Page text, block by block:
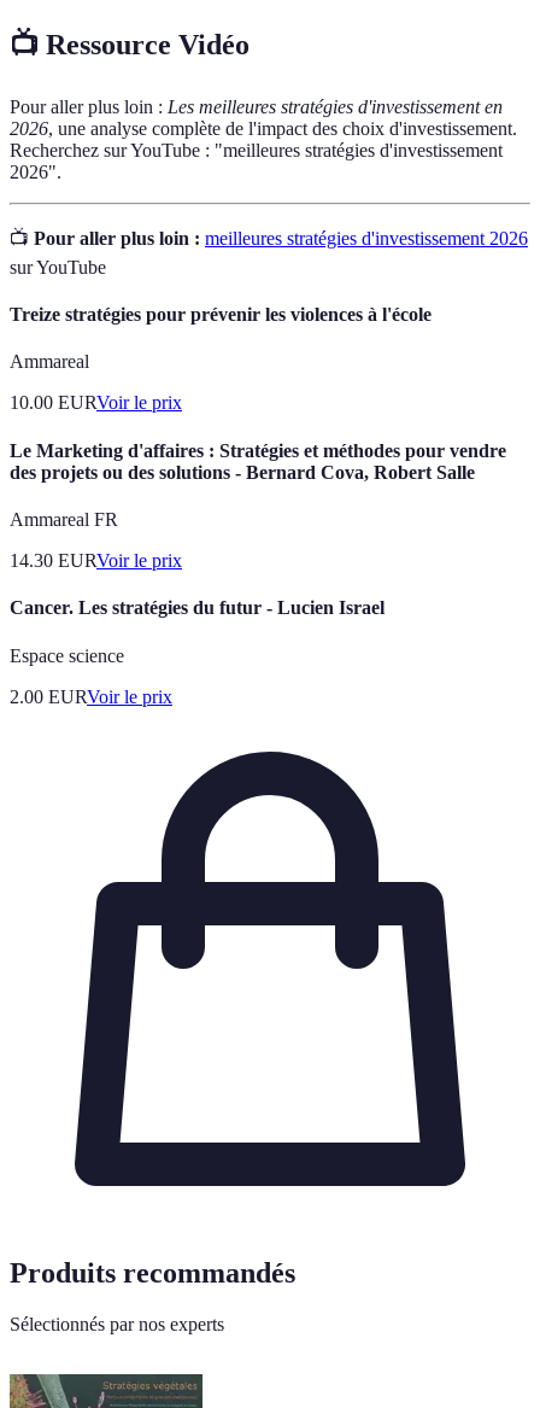
📺 Ressource Vidéo
Pour aller plus loin : Les meilleures stratégies d'investissement en
2026, une analyse complète de l'impact des choix d'investissement.
Recherchez sur YouTube : "meilleures stratégies d'investissement
2026".
📺 Pour aller plus loin : meilleures stratégies d'investissement 2026
sur YouTube
Treize stratégies pour prévenir les violences à l'école
Ammareal
10.00 EURVoir le prix
Le Marketing d'affaires : Stratégies et méthodes pour vendre
des projets ou des solutions - Bernard Cova, Robert Salle
Ammareal FR
14.30 EURVoir le prix
Cancer. Les stratégies du futur - Lucien Israel
Espace science
2.00 EURVoir le prix
Produits recommandés
Sélectionnés par nos experts